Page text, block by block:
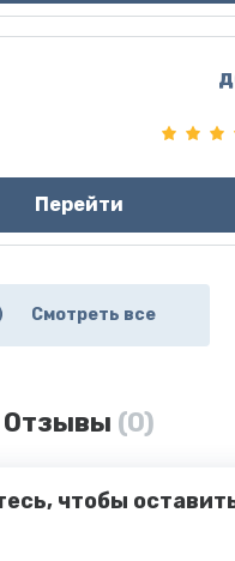
Перейти
Смотреть все
Отзывы (0)
чтобы